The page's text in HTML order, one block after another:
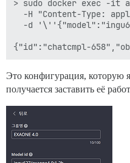
> sudo docker exec -it
-H "Content-Type:
-d
Это конфигурация, которую
получается заставить её